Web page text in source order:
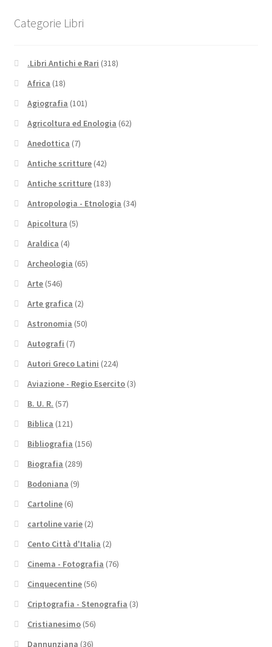
Categorie Libri
.Libri Antichi e Rari (318)
Africa (18)
Agiografia (101)
Agricoltura ed Enologia (62)
Anedottica (7)
Antiche scritture (42)
Antiche scritture (183)
Antropologia - Etnologia (34)
Apicoltura (5)
Araldica (4)
Archeologia (65)
Arte (546)
Arte grafica (2)
Astronomia (50)
Autografi (7)
Autori Greco Latini (224)
Aviazione - Regio Esercito (3)
B. U. R. (57)
Biblica (121)
Bibliografia (156)
Biografia (289)
Bodoniana (9)
Cartoline (6)
cartoline varie (2)
Cento Città d'Italia (2)
Cinema - Fotografia (76)
Cinquecentine (56)
Criptografia - Stenografia (3)
Cristianesimo (56)
Dannunziana (36)